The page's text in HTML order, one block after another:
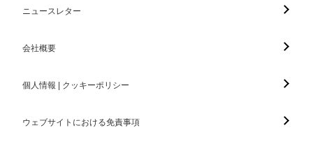
ニュースレター
会社概要
個人情報 | クッキーポリシー
ウェブサイトにおける免責事項